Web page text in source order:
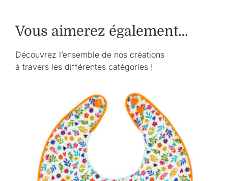
Vous aimerez également…
Découvrez l’ensemble de nos créations
à travers les différentes catégories !